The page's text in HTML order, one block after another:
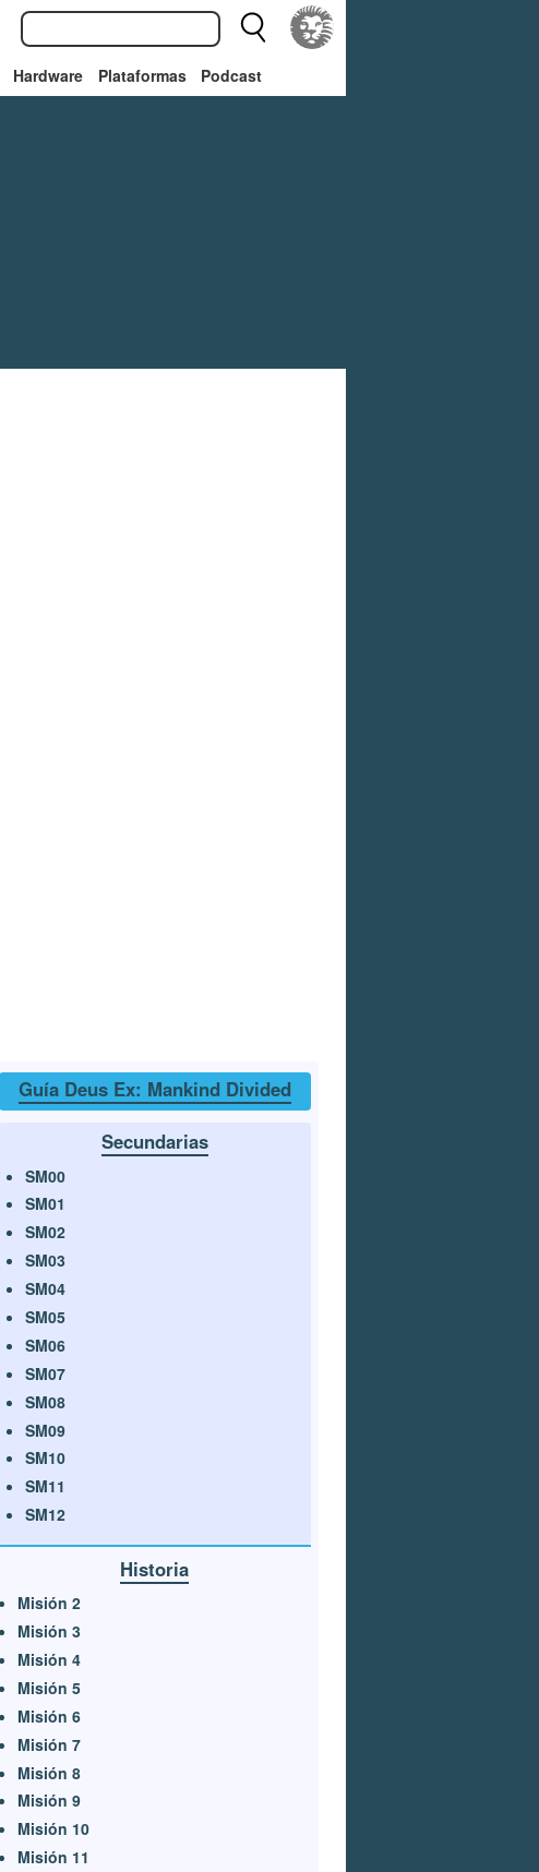
Hardware Plataformas Podcast
Guía Deus Ex: Mankind Divided
Secundarias
SM00
SM01
SM02
SM03
SM04
SM05
SM06
SM07
SM08
SM09
SM10
SM11
SM12
Historia
Misión 2
Misión 3
Misión 4
Misión 5
Misión 6
Misión 7
Misión 8
Misión 9
Misión 10
Misión 11